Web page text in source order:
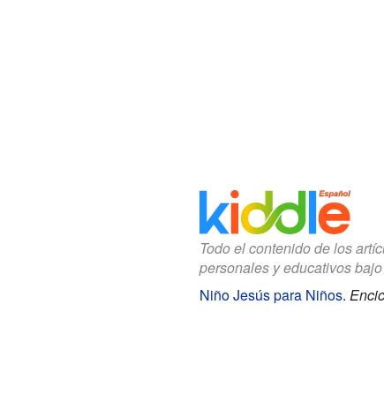
Todo el contenido de los
personales y educativos
Niño Jesús para Niños.